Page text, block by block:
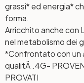
grassi* ed energia*
forma.
Arricchito anche con
nel metabolismo dei
*Confrontato con un
qualitÃ .4G-
PROVATI